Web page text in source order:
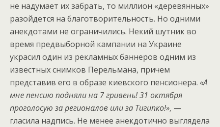
не надумает их забрать, то миллион «деревянных»
разойдется на благотворительность. Но одними
анекдотами не ограничились. Некий шутник во
время предвыборной кампании на Украине
украсил один из рекламных баннеров одним из
известных снимков Перельмана, причем
представив его в образе киевского пенсионера. «А
мне пенсию подняли на 7 гривень! 31 октября
проголосую за регионалов или за Тигипко!», —
гласила надпись. Не менее анекдотично выглядела